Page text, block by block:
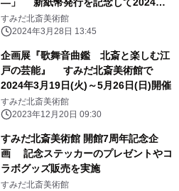
月18日(火)～8月25日(日)に開催
すみだ北斎美術館
2024年3月28日 13:45
企画展『歌舞音曲鑑 北斎と楽しむ江
戸の芸能』 すみだ北斎美術館で
2024年3月19日(火)～5月26日(日)開催
すみだ北斎美術館
2023年12月20日 09:30
すみだ北斎美術館 開館7周年記念企
画 記念ステッカーのプレゼントやコ
ラボグッズ販売を実施
すみだ北斎美術館